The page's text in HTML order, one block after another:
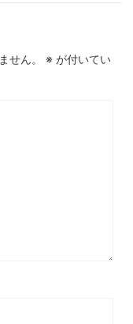
せん。 ※ が付いてい